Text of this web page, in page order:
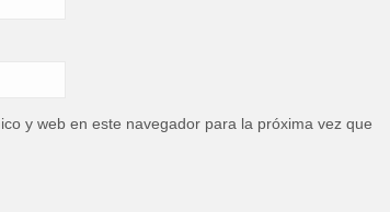
y web en este navegador para la próxima vez que